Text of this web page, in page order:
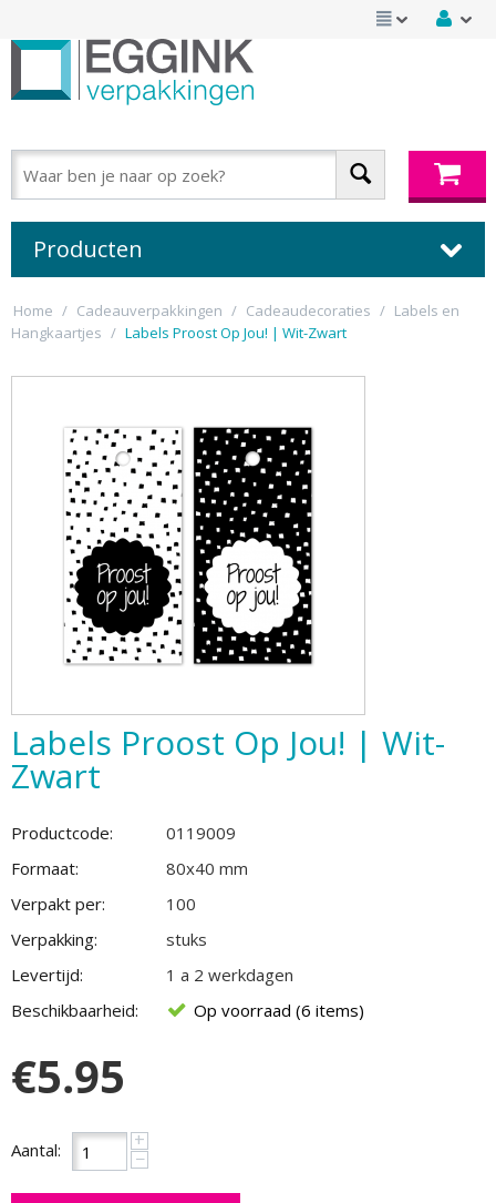
Producten
Home / Cadeauverpakkingen / Cadeaudecoraties / Labels en
Hangkaartjes / Labels Proost Op Jou! | Wit-Zwart
Labels Proost Op Jou! | Wit-
Zwart
Productcode:
0119009
Formaat:
80x40 mm
Verpakt per:
100
Verpakking:
stuks
Levertijd:
1 a 2 werkdagen
Beschikbaarheid:
Op voorraad (6 items)
€5.95
Aantal: +
−